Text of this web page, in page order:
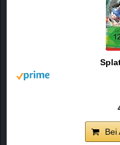
Bei